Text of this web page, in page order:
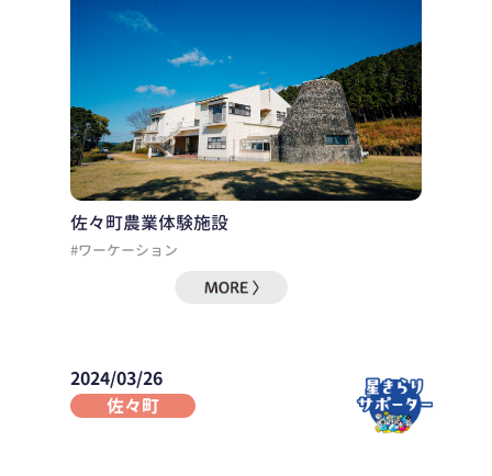
佐々町農業体験施設
#ワーケーション
2024/03/26
佐々町